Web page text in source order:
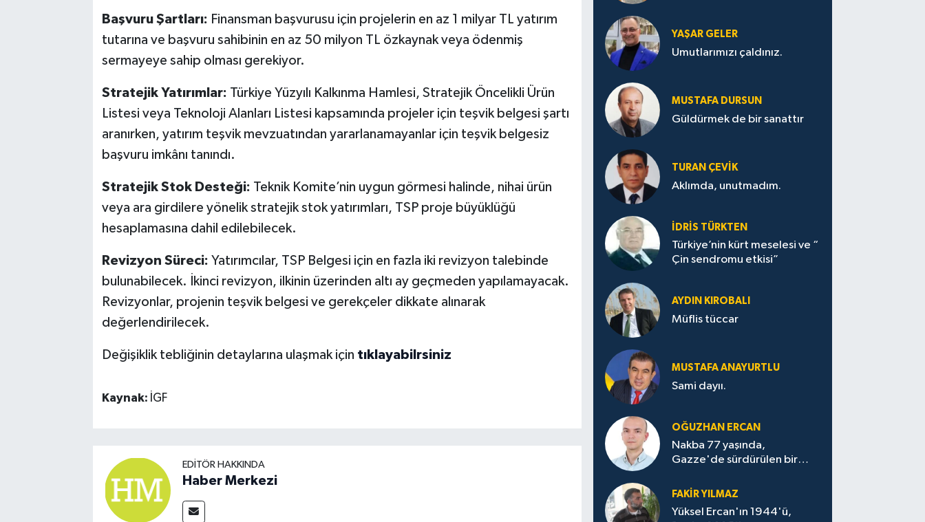
Başvuru Şartları: Finansman başvurusu için projelerin en az 1 milyar TL yatırım
tutarına ve başvuru sahibinin en az 50 milyon TL özkaynak veya ödenmiş
sermayeye sahip olması gerekiyor.
Stratejik Yatırımlar: Türkiye Yüzyılı Kalkınma Hamlesi, Stratejik Öncelikli Ürün
Listesi veya Teknoloji Alanları Listesi kapsamında projeler için teşvik belgesi şartı
aranırken, yatırım teşvik mevzuatından yararlanamayanlar için teşvik belgesiz
başvuru imkânı tanındı.
Stratejik Stok Desteği: Teknik Komite’nin uygun görmesi halinde, nihai ürün
veya ara girdilere yönelik stratejik stok yatırımları, TSP proje büyüklüğü
hesaplamasına dahil edilebilecek.
Revizyon Süreci: Yatırımcılar, TSP Belgesi için en fazla iki revizyon talebinde
bulunabilecek. İkinci revizyon, ilkinin üzerinden altı ay geçmeden yapılamayacak.
Revizyonlar, projenin teşvik belgesi ve gerekçeler dikkate alınarak
değerlendirilecek.
Değişiklik tebliğinin detaylarına ulaşmak için tıklayabilrsiniz
Kaynak: İGF
EDITÖR HAKKINDA
Haber Merkezi
YAŞAR GELER
Umutlarımızı çaldınız.
MUSTAFA DURSUN
Güldürmek de bir sanattır
TURAN ÇEVİK
Aklımda, unutmadım.
İDRİS TÜRKTEN
Türkiye’nin kürt meselesi ve “
Çin sendromu etkisi”
AYDIN KIROBALI
Müflis tüccar
MUSTAFA ANAYURTLU
Sami dayıı.
OĞUZHAN ERCAN
Nakba 77 yaşında,
Gazze'de sürdürülen bir
FAKİR YILMAZ
Yüksel Ercan'ın 1944'ü,